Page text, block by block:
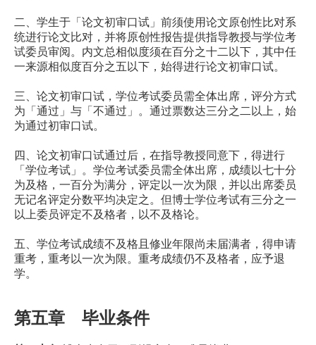
二、学生于「论文初审口试」前须使用论文原创性比对系
统进行论文比对，并将原创性报告提供指导教授与学位考
试委员审阅。内文总相似度须在百分之十二以下，其中任
一来源相似度百分之五以下，始得进行论文初审口试。
三、论文初审口试，学位考试委员需全体出席，评分方式
为「通过」与「不通过」。通过票数达三分之二以上，始
为通过初审口试。
四、论文初审口试通过后，在指导教授同意下，得进行
「学位考试」。学位考试委员需全体出席，成绩以七十分
为及格，一百分为满分，评定以一次为限，并以出席委员
无记名评定分数平均决定之。但博士学位考试有三分之一
以上委员评定不及格者，以不及格论。
五、学位考试成绩不及格且修业年限尚未届满者，得申请
重考，重考以一次为限。重考成绩仍不及格者，应予退
学。
第五章 毕业条件